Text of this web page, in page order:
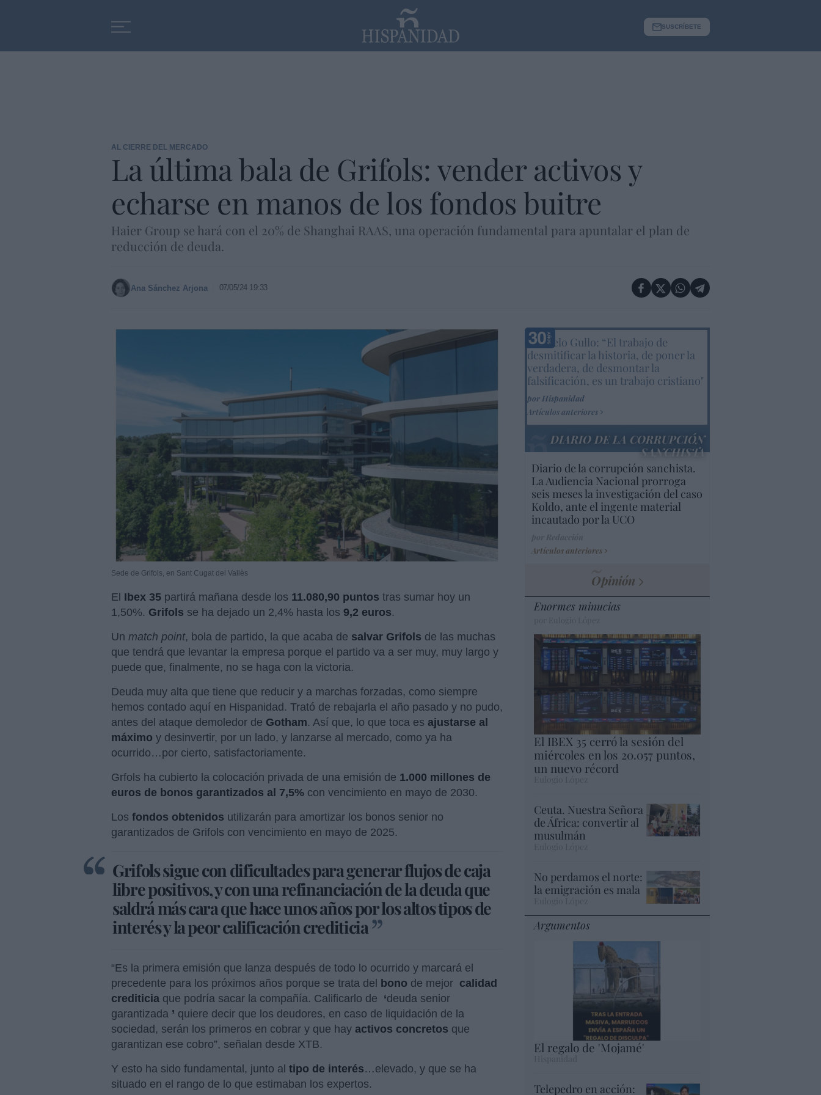
SUSCRÍBETE
AL CIERRE DEL MERCADO
La última bala de Grifols: vender activos y
echarse en manos de los fondos buitre
Haier Group se hará con el 20% de Shanghai RAAS, una operación fundamental para apuntalar el plan de
reducción de deuda.
Ana Sánchez Arjona 07/05/24 19:33
Sede de Grifols, en Sant Cugat del Vallès
El Ibex 35 partirá mañana desde los 11.080,90 puntos tras sumar hoy un
1,50%. Grifols se ha dejado un 2,4% hasta los 9,2 euros.
Un match point, bola de partido, la que acaba de salvar Grifols de las muchas
que tendrá que levantar la empresa porque el partido va a ser muy, muy largo y
puede que, finalmente, no se haga con la victoria.
Deuda muy alta que tiene que reducir y a marchas forzadas, como siempre
hemos contado aquí en Hispanidad. Trató de rebajarla el año pasado y no pudo,
antes del ataque demoledor de Gotham. Así que, lo que toca es ajustarse al
máximo y desinvertir, por un lado, y lanzarse al mercado, como ya ha
ocurrido…por cierto, satisfactoriamente.
Grfols ha cubierto la colocación privada de una emisión de 1.000 millones de
euros de bonos garantizados al 7,5% con vencimiento en mayo de 2030.
Los fondos obtenidos utilizarán para amortizar los bonos senior no
garantizados de Grifols con vencimiento en mayo de 2025.
Grifols sigue con dificultades para generar flujos de caja
libre positivos, y con una refinanciación de la deuda que
saldrá más cara que hace unos años por los altos tipos de
interés y la peor calificación crediticia
“Es la primera emisión que lanza después de todo lo ocurrido y marcará el
precedente para los próximos años porque se trata del bono de mejor calidad
crediticia que podría sacar la compañía. Calificarlo de ‘deuda senior
garantizada ’ quiere decir que los deudores, en caso de liquidación de la
sociedad, serán los primeros en cobrar y que hay activos concretos que
garantizan ese cobro”, señalan desde XTB.
Y esto ha sido fundamental, junto al tipo de interés…elevado, y que se ha
situado en el rango de lo que estimaban los expertos.
Marcelo Gullo: “El trabajo de
desmitificar la historia, de poner la
verdadera, de desmontar la
falsificación, es un trabajo cristiano"
por Hispanidad
Artículos anteriores
DIARIO DE LA CORRUPCIÓN
SANCHISTA
Diario de la corrupción sanchista.
La Audiencia Nacional prorroga
seis meses la investigación del caso
Koldo, ante el ingente material
incautado por la UCO
Artículos anteriores
Opinión
Enormes minucias
El IBEX 35 cerró la sesión del
miércoles en los 20.057 puntos,
un nuevo récord
Ceuta. Nuestra Señora
de África: convertir al
musulmán
No perdamos el norte:
la emigración es mala
Argumentos
El regalo de 'Mojamé'
Telepedro en acción: